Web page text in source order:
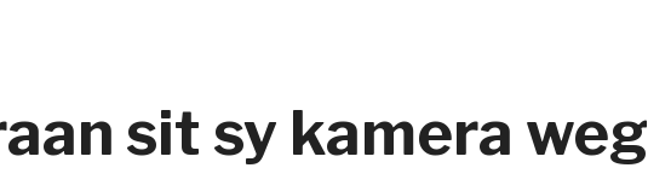
sit sy kamera weg